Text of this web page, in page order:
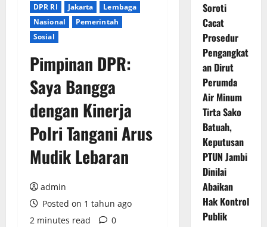
DPR RI
Jakarta
Lembaga
Nasional
Pemerintah
Sosial
Pimpinan DPR:
Saya Bangga
dengan Kinerja
Polri Tangani Arus
Mudik Lebaran
admin
Posted on 1 tahun ago
2 minutes read
0
Soroti
Cacat
Prosedur
Pengangkat
an Dirut
Perumda
Air Minum
Tirta Sako
Batuah,
Keputusan
PTUN Jambi
Dinilai
Abaikan
Hak Kontrol
Publik